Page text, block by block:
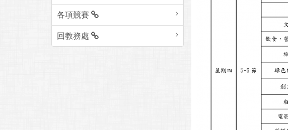
各項競賽
回教務處